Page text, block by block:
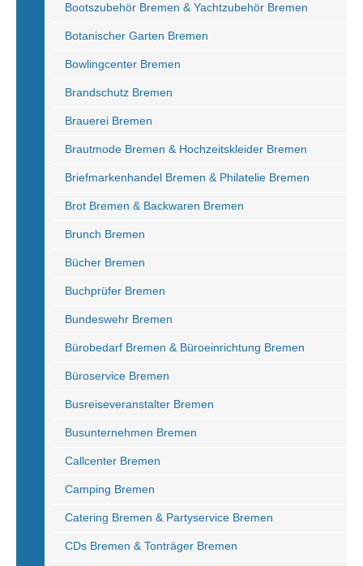
Bootszubehör Bremen & Yachtzubehör Bremen
Botanischer Garten Bremen
Bowlingcenter Bremen
Brandschutz Bremen
Brauerei Bremen
Brautmode Bremen & Hochzeitskleider Bremen
Briefmarkenhandel Bremen & Philatelie Bremen
Brot Bremen & Backwaren Bremen
Brunch Bremen
Bücher Bremen
Buchprüfer Bremen
Bundeswehr Bremen
Bürobedarf Bremen & Büroeinrichtung Bremen
Büroservice Bremen
Busreiseveranstalter Bremen
Busunternehmen Bremen
Callcenter Bremen
Camping Bremen
Catering Bremen & Partyservice Bremen
CDs Bremen & Tonträger Bremen